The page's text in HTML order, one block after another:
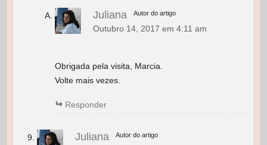
Juliana Autor do artigo
Outubro 14, 2017 em 4:11 am
Obrigada pela visita, Marcia.
Volte mais vezes.
Responder
Juliana Autor do artigo